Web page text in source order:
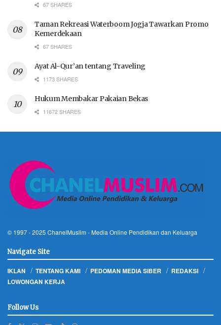
67 SHARES
Taman Rekreasi Waterboom Jogja Tawarkan Promo
Kemerdekaan
67 SHARES
Ayat Al-Qur’an tentang Traveling
1173 SHARES
Hukum Membakar Pakaian Bekas
11672 SHARES
© 1997 - 2025 ChanelMuslim - Media Online Pendidikan dan Keluarga
Navigate Site
IKLAN TENTANG KAMI PEDOMAN MEDIA SIBER
REDAKSI
LOWONGAN KERJA
Follow Us